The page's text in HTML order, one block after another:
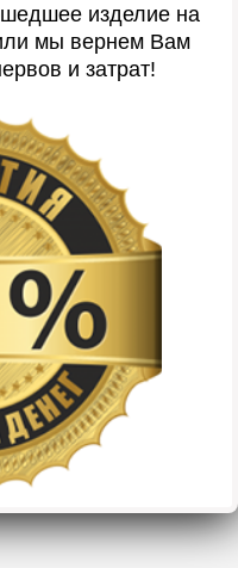
изделие на
мы вернем Вам
и затрат!